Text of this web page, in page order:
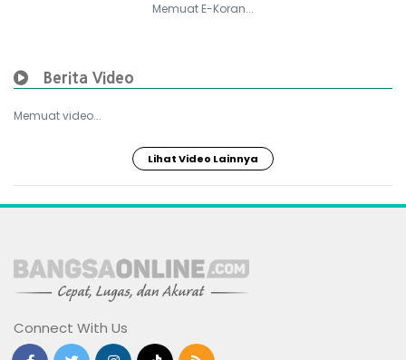
Memuat E-Koran...
Berita Video
Memuat video...
Lihat Video Lainnya
Connect With Us